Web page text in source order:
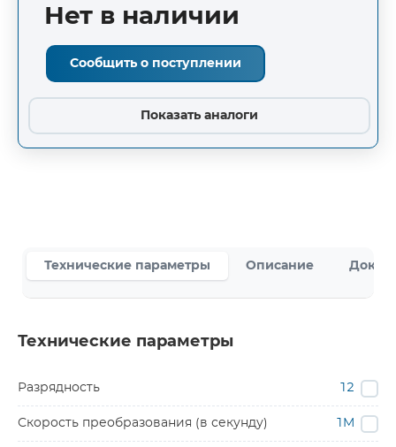
Нет в наличии
Сообщить о поступлении
Показать аналоги
Технические параметры Описание
Технические параметры
Разрядность 12
Скорость преобразования (в секунду) 1M